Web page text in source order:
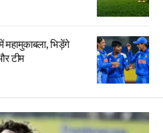
भिड़ेंगे
टीम